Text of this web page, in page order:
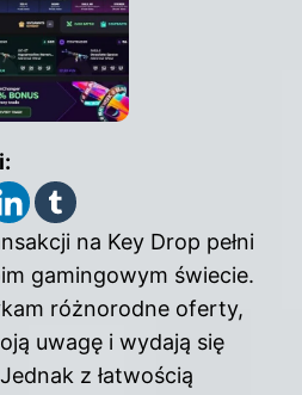
na Key Drop pełni
gamingowym świecie.
różnorodne oferty,
uwagę i wydają się
z łatwością